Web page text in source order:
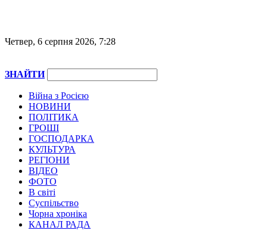
Четвер, 6 серпня 2026, 7:28
ЗНАЙТИ
Війна з Росією
НОВИНИ
ПОЛІТИКА
ГРОШІ
ГОСПОДАРКА
КУЛЬТУРА
РЕГІОНИ
ВІДЕО
ФОТО
В світі
Суспільство
Чорна хроніка
КАНАЛ РАДА